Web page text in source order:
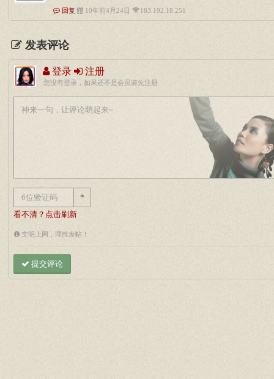
回复 10年前4月24日 183.192.18.251
发表评论
登录 注册
您没有登录，如果还不是会员请先注册
*
看不清？点击刷新
文明上网，理性发帖！
提交评论